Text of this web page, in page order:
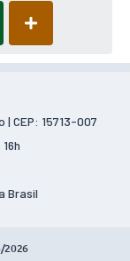
| CEP: 15713-007
Brasil
2026